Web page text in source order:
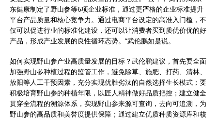
东健康制定了野山参等6项企业标准，通过更严格的企业标准提升
平台产品质量和核心竞争力。通过电商平台设定的高准入门槛，不
仅可以促进行业的标准化建设，还可以让消费者买到质优价优的好
产品，形成产业发展的良性循环态势。”武伦鹏如是说。
如何实现野山参产业高质量发展的目标？武伦鹏建议，首先要全面
加强野山参种植过程的监管工作，避免除草、施肥、打药、清林、
放阳等人工干预因素，充分实现优胜劣汰的自然选择生长模式；要
积极培育野山参的种植年限，以匠人精神做好品质把控；建立健全
贯穿全流程的溯源体系，实现野山参来源可查询，去向可追溯，为
野山参的高品质和美誉度提供保障；通过建立优质种质资源库和核